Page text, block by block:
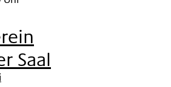
Saal